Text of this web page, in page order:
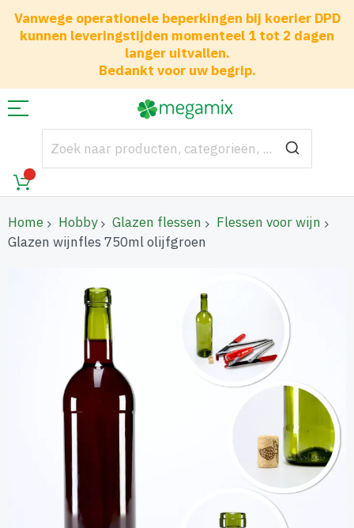
Vanwege operationele beperkingen bij koerier DPD
kunnen leveringstijden momenteel 1 tot 2 dagen
langer uitvallen.
Bedankt voor uw begrip.
Home Hobby Glazen flessen
Flessen voor wijn
Glazen wijnfles 750ml olijfgroen